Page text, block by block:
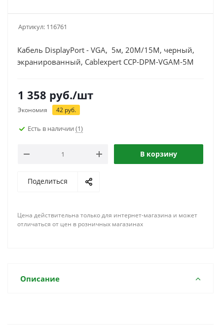
Артикул: 116761
Кабель DisplayPort - VGA, 5м, 20M/15M, черный,
экранированный, Cablexpert CCP-DPM-VGAM-5M
1 358 руб./шт
Экономия 42 руб.
Есть в наличии (1)
В корзину
Поделиться
Цена действительна только для интернет-магазина и может
отличаться от цен в розничных магазинах
Описание